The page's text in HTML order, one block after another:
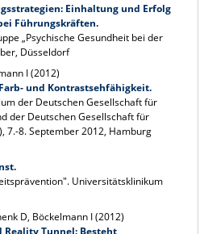
Einhaltung und Erfolg
Führungskräften.
„Psychische Gesundheit bei der
Düsseldorf
I (2012)
und Kontrastsehfähigkeit.
der Deutschen Gesellschaft für
der Deutschen Gesellschaft für
7.-8. September 2012, Hamburg
Universitätsklinikum
D, Böckelmann I (2012)
Tunnel: Besteht